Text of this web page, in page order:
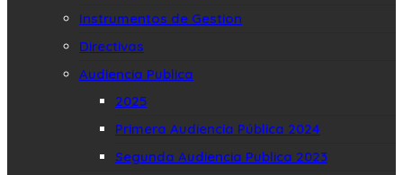
Instrumentos de Gestion
Directivas
Audiencia Publica
2025
Primera Audiencia Pública 2024
Segunda Audiencia Publica 2023